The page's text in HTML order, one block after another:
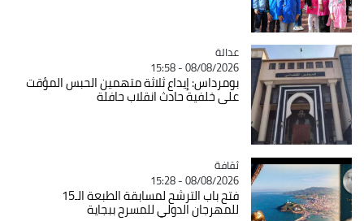
Catégorie
عدالة
08/08/2026 - 15:58
بومرداس: إيداع ثلاثة متهمين الحبس المؤقت
على خلفية حادث انقلاب حافلة
Catégorie
ثقافة
08/08/2026 - 15:28
فتح باب الترشح لمسابقة الطبعة الـ15
للمهرجان الدولي للمسرح ببجاية